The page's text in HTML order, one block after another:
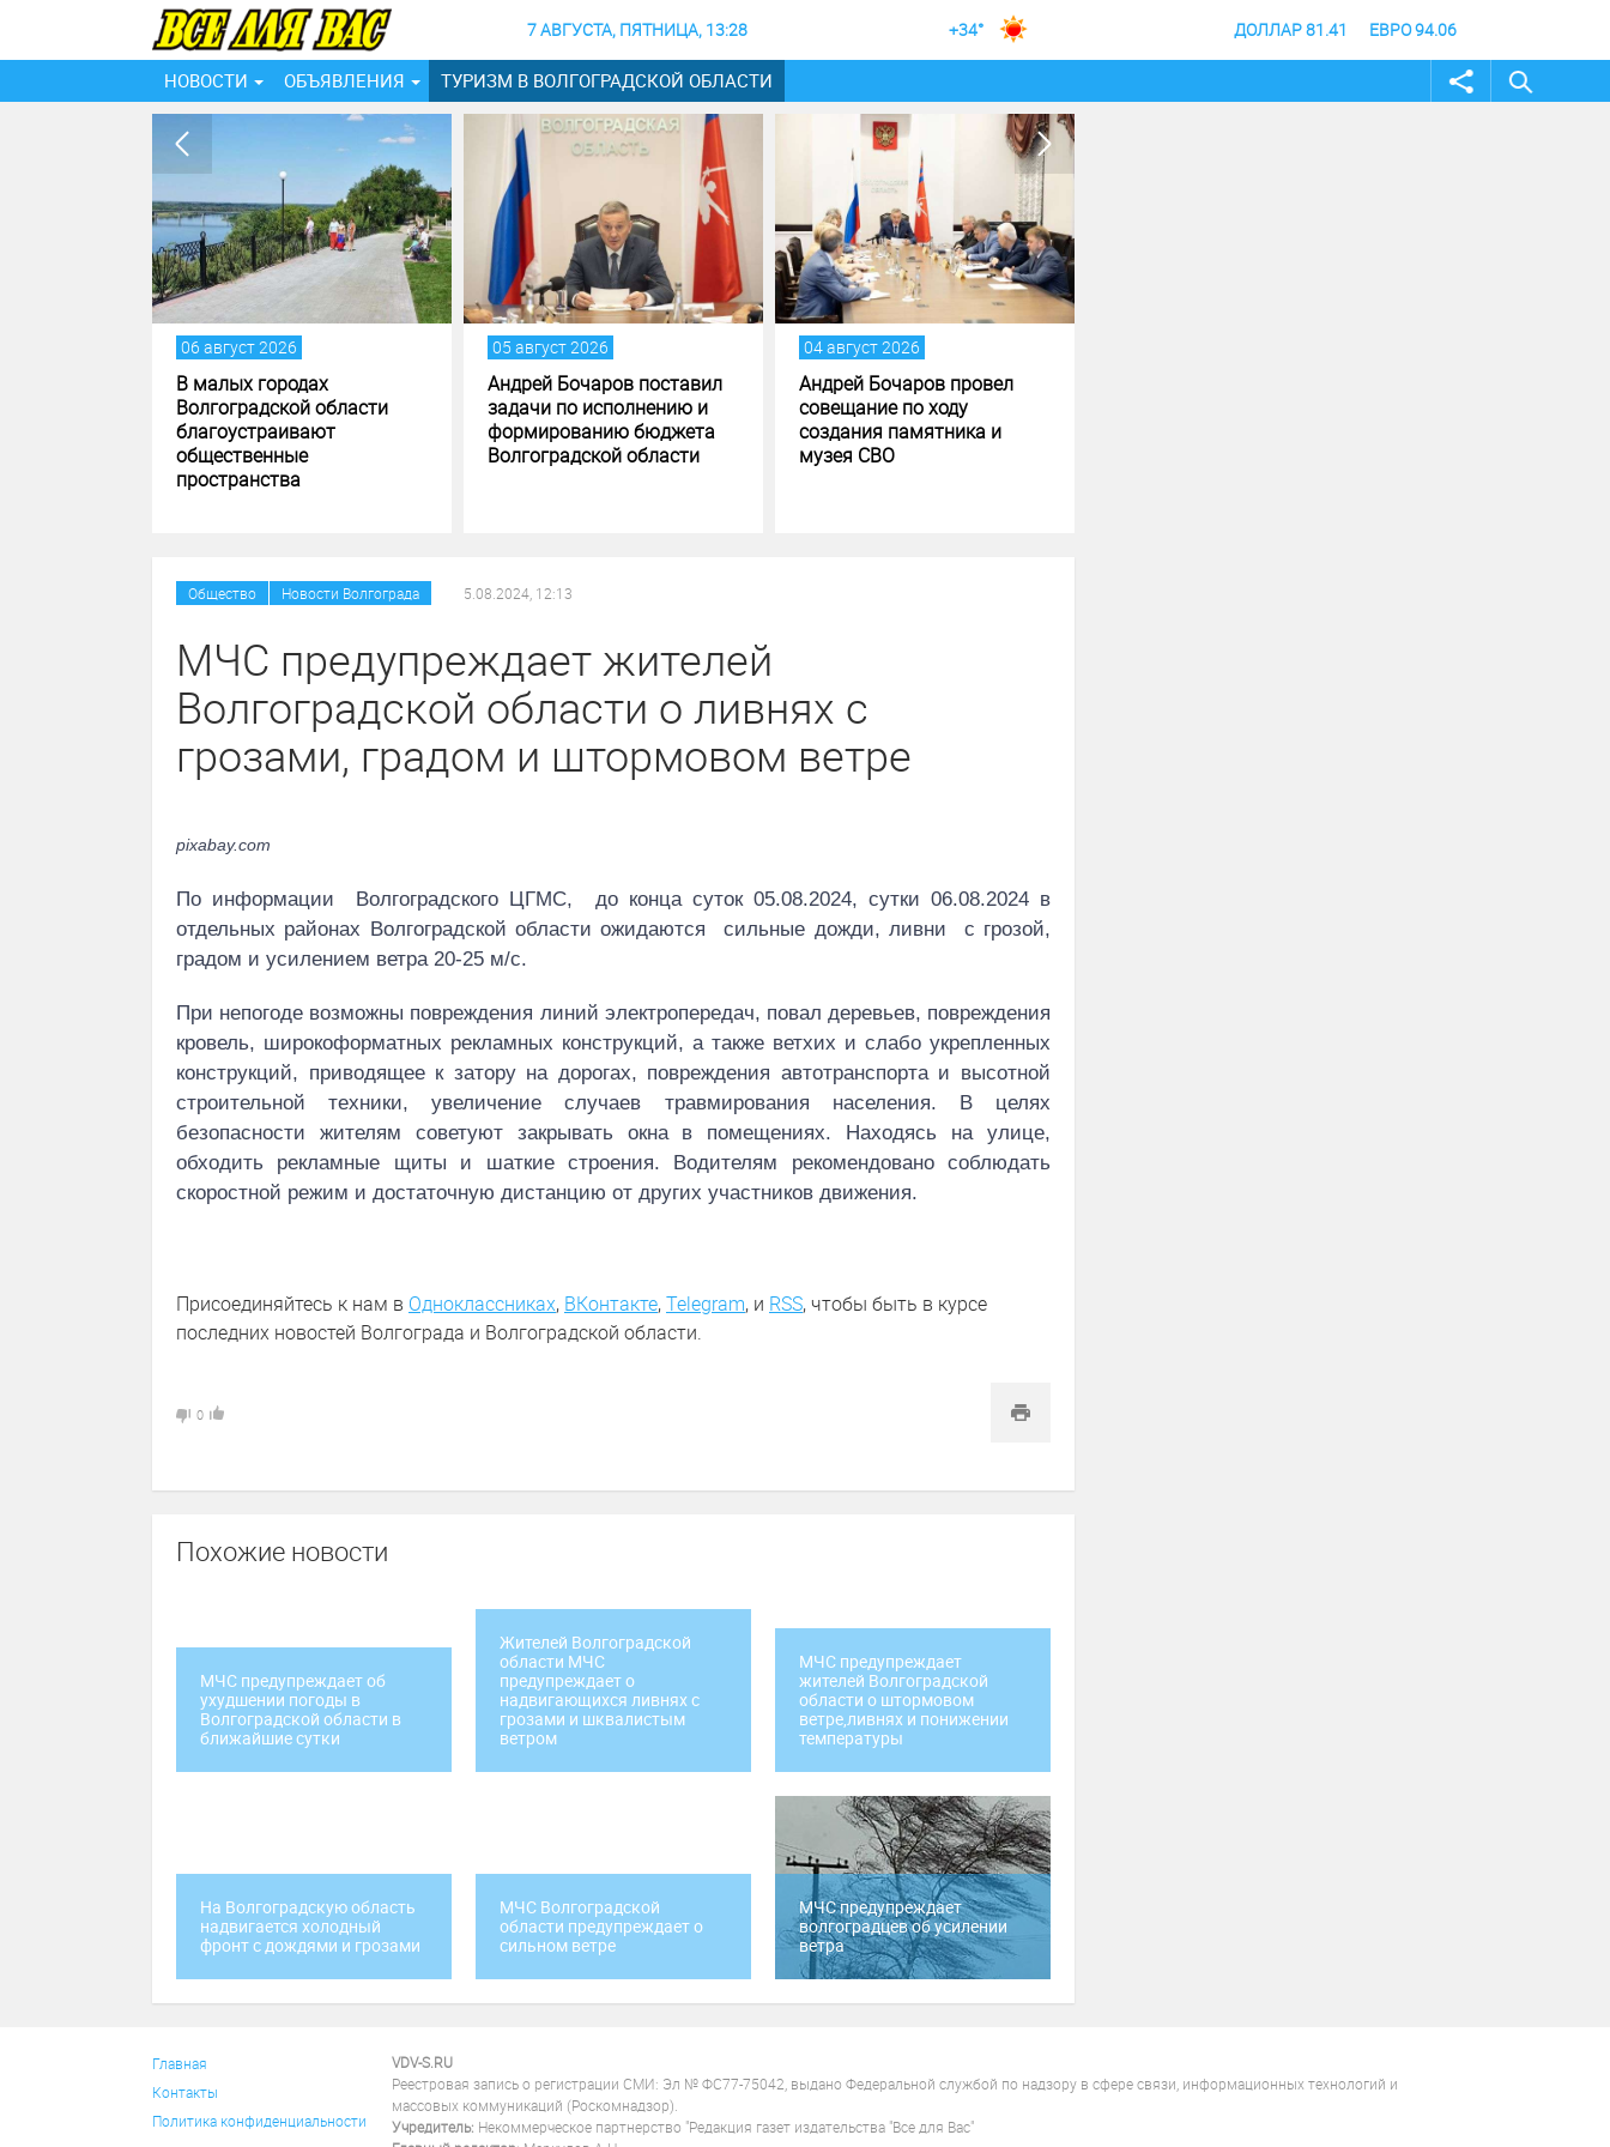
7 АВГУСТА, ПЯТНИЦА, 13:28 +34° ДОЛЛАР 81.41 ЕВРО 94.06
НОВОСТИ ОБЪЯВЛЕНИЯ ТУРИЗМ В ВОЛГОГРАДСКОЙ ОБЛАСТИ
06 август 2026
В малых городах
Волгоградской области
благоустраивают
общественные
пространства
05 август 2026
Андрей Бочаров поставил
задачи по исполнению и
формированию бюджета
Волгоградской области
04 август 2026
Андрей Бочаров провел
совещание по ходу
создания памятника и
музея СВО
Общество Новости Волгограда 5.08.2024, 12:13
МЧС предупреждает жителей
Волгоградской области о ливнях с
грозами, градом и штормовом ветре
pixabay.com
По информации Волгоградского ЦГМС, до конца суток 05.08.2024, сутки 06.08.2024 в
отдельных районах Волгоградской области ожидаются сильные дожди, ливни с грозой,
градом и усилением ветра 20-25 м/с.
При непогоде возможны повреждения линий электропередач, повал деревьев, повреждения
кровель, широкоформатных рекламных конструкций, а также ветхих и слабо укрепленных
конструкций, приводящее к затору на дорогах, повреждения автотранспорта и высотной
строительной техники, увеличение случаев травмирования населения. В целях
безопасности жителям советуют закрывать окна в помещениях. Находясь на улице,
обходить рекламные щиты и шаткие строения. Водителям рекомендовано соблюдать
скоростной режим и достаточную дистанцию от других участников движения.
Присоединяйтесь к нам в Одноклассниках, ВКонтакте,Telegram, и RSS, чтобы быть в курсе
последних новостей Волгограда и Волгоградской области.
0
Похожие новости
МЧС предупреждает об
ухудшении погоды в
Волгоградской области в
ближайшие сутки
Жителей Волгоградской
области МЧС
предупреждает о
надвигающихся ливнях с
грозами и шквалистым
ветром
МЧС предупреждает
жителей Волгоградской
области о штормовом
ветре,ливнях и понижении
температуры
На Волгоградскую область
надвигается холодный
фронт с дождями и грозами
МЧС Волгоградской
области предупреждает о
сильном ветре
МЧС предупреждает
волгоградцев об усилении
ветра
Главная
Контакты
Политика конфиденциальности
VDV-S.RU
Реестровая запись о регистрации СМИ: Эл № ФС77-75042, выдано Федеральной службой по надзору в сфере связи, информационных технологий и
массовых коммуникаций (Роскомнадзор).
Учредитель: Некоммерческое партнерство "Редакция газет издательства "Все для Вас"